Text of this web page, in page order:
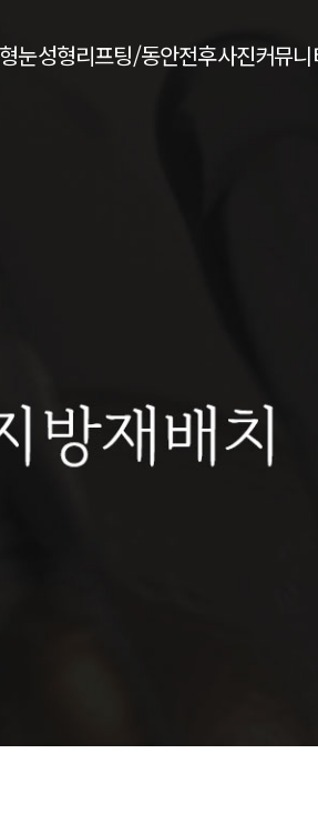
눈성형리프팅/동안전후사진커뮤